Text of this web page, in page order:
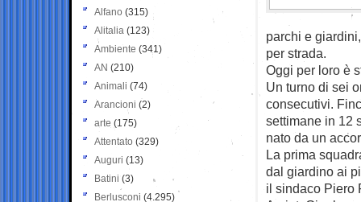
parchi e
per strada.
Oggi per loro è
Un turno di sei
consecutivi.
settimane in 12
nato da un
La prima
dal giardino ai
il sindaco Piero
Alfano (315)
Alitalia (123)
Ambiente (341)
AN (210)
Animali (74)
Arancioni (2)
arte (175)
Attentato (329)
Auguri (13)
Batini (3)
Berlusconi (4.295)